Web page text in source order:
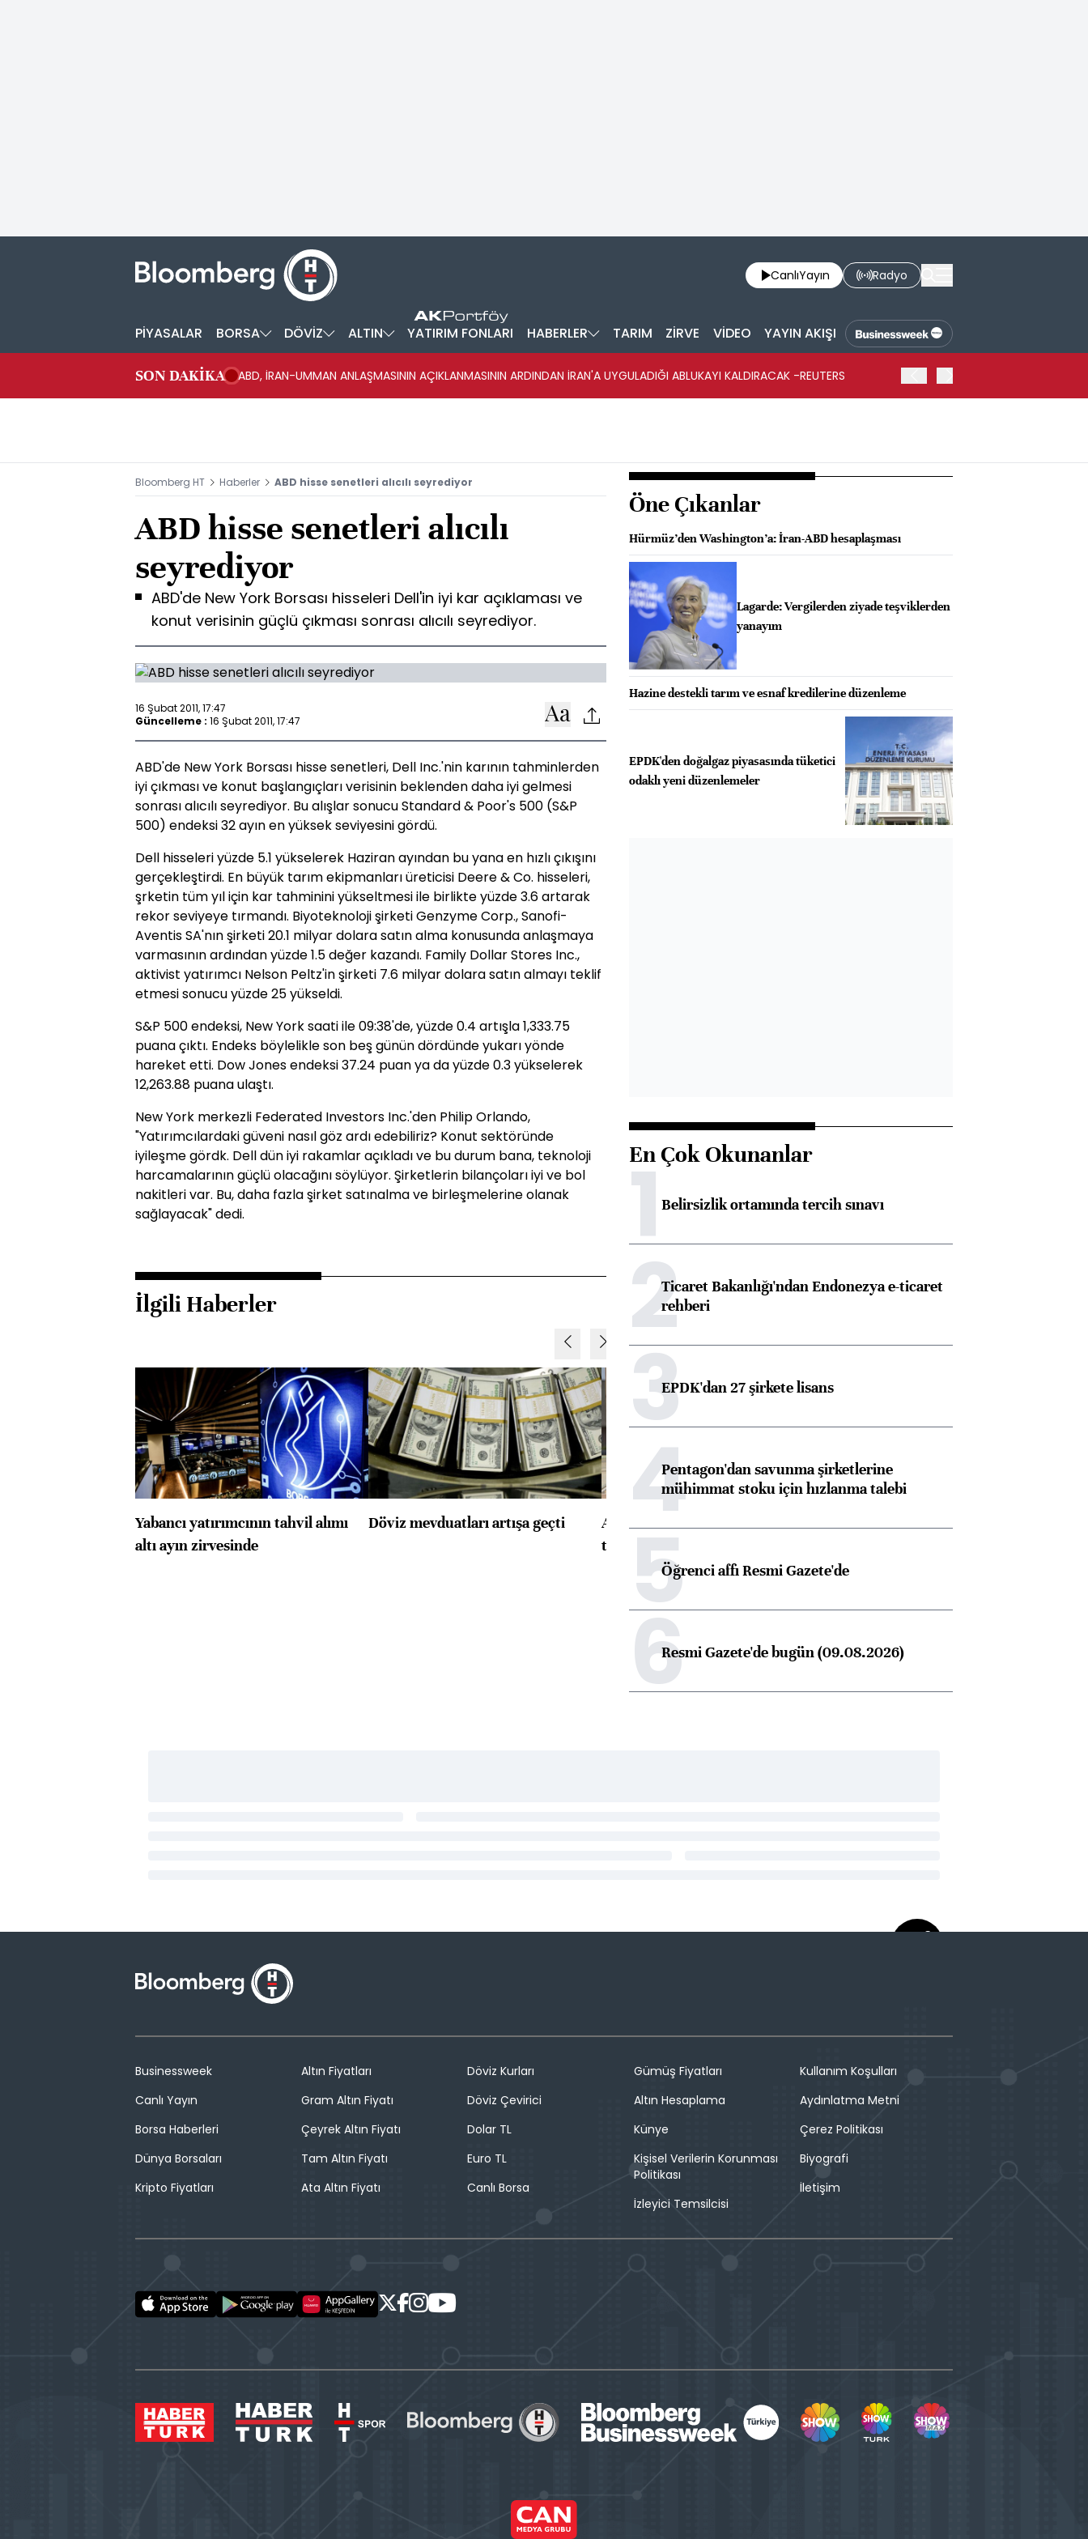
CanlıYayın Radyo
PİYASALAR BORSA DÖVİZ ALTIN YATIRIM FONLARI HABERLER TARIM ZİRVE VİDEO YAYIN AKIŞI
SON DAKİKA ABD, İRAN-UMMAN ANLAŞMASININ AÇIKLANMASININ ARDINDAN İRAN'A UYGULADIĞI ABLUKAYI KALDIRACAK -REUTERS
Bloomberg HT Haberler ABD hisse senetleri alıcılı seyrediyor
ABD hisse senetleri alıcılı
seyrediyor
ABD'de New York Borsası hisseleri Dell'in iyi kar açıklaması ve
konut verisinin güçlü çıkması sonrası alıcılı seyrediyor.
16 Şubat 2011, 17:47
Güncelleme : 16 Şubat 2011, 17:47
ABD'de New York Borsası hisse senetleri, Dell Inc.'nin karının tahminlerden
iyi çıkması ve konut başlangıçları verisinin beklenden daha iyi gelmesi
sonrası alıcılı seyrediyor. Bu alışlar sonucu Standard & Poor's 500 (S&P
500) endeksi 32 ayın en yüksek seviyesini gördü.
Dell hisseleri yüzde 5.1 yükselerek Haziran ayından bu yana en hızlı çıkışını
gerçekleştirdi. En büyük tarım ekipmanları üreticisi Deere & Co. hisseleri,
şrketin tüm yıl için kar tahminini yükseltmesi ile birlikte yüzde 3.6 artarak
rekor seviyeye tırmandı. Biyoteknoloji şirketi Genzyme Corp., Sanofi-
Aventis SA'nın şirketi 20.1 milyar dolara satın alma konusunda anlaşmaya
varmasının ardından yüzde 1.5 değer kazandı. Family Dollar Stores Inc.,
aktivist yatırımcı Nelson Peltz'in şirketi 7.6 milyar dolara satın almayı teklif
etmesi sonucu yüzde 25 yükseldi.
S&P 500 endeksi, New York saati ile 09:38'de, yüzde 0.4 artışla 1,333.75
puana çıktı. Endeks böylelikle son beş günün dördünde yukarı yönde
hareket etti. Dow Jones endeksi 37.24 puan ya da yüzde 0.3 yükselerek
12,263.88 puana ulaştı.
New York merkezli Federated Investors Inc.'den Philip Orlando,
"Yatırımcılardaki güveni nasıl göz ardı edebiliriz? Konut sektöründe
iyileşme gördk. Dell dün iyi rakamlar açıkladı ve bu durum bana, teknoloji
harcamalarının güçlü olacağını söylüyor. Şirketlerin bilançoları iyi ve bol
nakitleri var. Bu, daha fazla şirket satınalma ve birleşmelerine olanak
sağlayacak" dedi.
İlgili Haberler
Yabancı yatırımcının tahvil alımı
altı ayın zirvesinde
Döviz mevduatları artışa geçti
ABD'de konut başlangıçları
toparlandı
Öne Çıkanlar
Hürmüz’den Washington’a: İran-ABD hesaplaşması
Lagarde: Vergilerden ziyade teşviklerden
yanayım
Hazine destekli tarım ve esnaf kredilerine düzenleme
EPDK'den doğalgaz piyasasında tüketici
odaklı yeni düzenlemeler
En Çok Okunanlar
1Belirsizlik ortamında tercih sınavı
2Ticaret Bakanlığı'ndan Endonezya e-ticaret
rehberi
3EPDK'dan 27 şirkete lisans
4Pentagon'dan savunma şirketlerine
mühimmat stoku için hızlanma talebi
5Öğrenci affı Resmi Gazete'de
6Resmi Gazete'de bugün (09.08.2026)
Businessweek
Canlı Yayın
Borsa Haberleri
Dünya Borsaları
Kripto Fiyatları
Altın Fiyatları
Gram Altın Fiyatı
Çeyrek Altın Fiyatı
Tam Altın Fiyatı
Ata Altın Fiyatı
Döviz Kurları
Döviz Çevirici
Dolar TL
Euro TL
Canlı Borsa
Gümüş Fiyatları
Altın Hesaplama
Künye
Kişisel Verilerin Korunması
Politikası
İzleyici Temsilcisi
Kullanım Koşulları
Aydınlatma Metni
Çerez Politikası
Biyografi
İletişim